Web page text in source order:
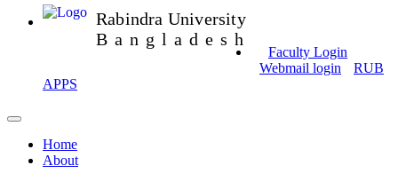
Rabindra University
Bangladesh
Faculty Login
Webmail login
RUB
APPS
Home
About